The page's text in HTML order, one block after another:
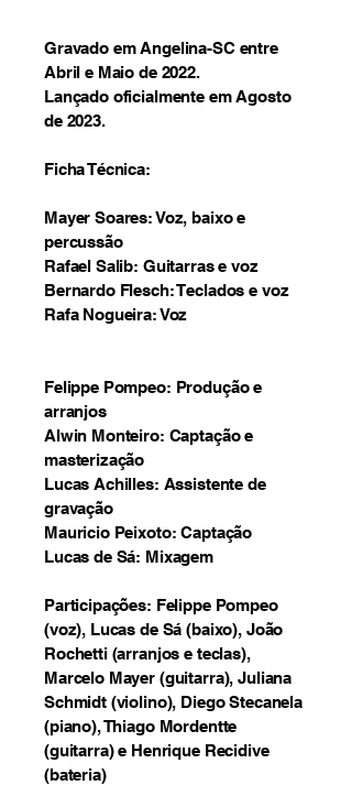
Gravado em Angelina-SC entre
Abril e Maio de 2022.
Lançado oficialmente em Agosto
de 2023.
Ficha Técnica:
Mayer Soares: Voz, baixo e
percussão
Rafael Salib: Guitarras e voz
Bernardo Flesch: Teclados e voz
Rafa Nogueira: Voz
Felippe Pompeo: Produção e
arranjos
Alwin Monteiro: Captação e
masterização
Lucas Achilles: Assistente de
gravação
Mauricio Peixoto: Captação
Lucas de Sá: Mixagem
Participações: Felippe Pompeo
(voz), Lucas de Sá (baixo), João
Rochetti (arranjos e teclas),
Marcelo Mayer (guitarra), Juliana
Schmidt (violino), Diego Stecanela
(piano), Thiago Mordentte
(guitarra) e Henrique Recidive
(bateria)